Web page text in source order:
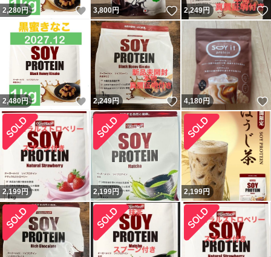
2,280円 いいね！
3,800円 いいね！
2,249円
2,480円 いいね！
2,249円 いいね！
4,180円
2,199円 2,199円 2,199円